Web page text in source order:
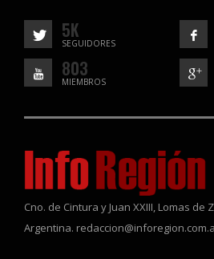
5K
SEGUIDORES
803
MIEMBROS
Cno. de Cintura y Juan XXIII, Lomas de
Argentina.